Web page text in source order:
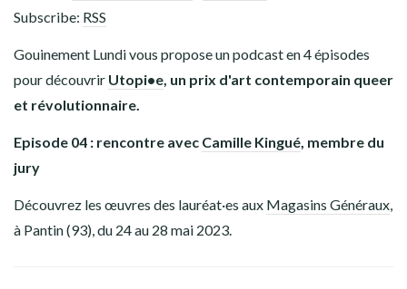
Subscribe: RSS
Gouinement Lundi vous propose un podcast en 4 épisodes
pour découvrir Utopi•e, un prix d'art contemporain queer
et révolutionnaire.
Episode 04 : rencontre avec Camille Kingué, membre du
jury
Découvrez les œuvres des lauréat·es aux Magasins Généraux,
à Pantin (93), du 24 au 28 mai 2023.